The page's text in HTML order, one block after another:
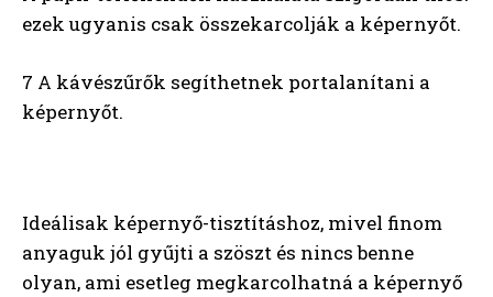
ezek ugyanis csak összekarcolják a képernyőt.
7 A kávészűrők segíthetnek portalanítani a
képernyőt.
Ideálisak képernyő-tisztításhoz, mivel finom
anyaguk jól gyűjti a szöszt és nincs benne
olyan, ami esetleg megkarcolhatná a képernyő